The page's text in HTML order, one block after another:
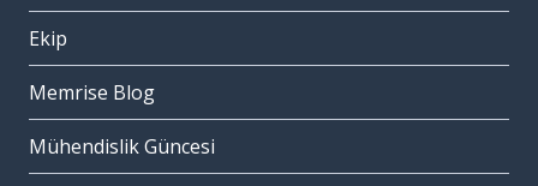
Ekip
Memrise Blog
Mühendislik Güncesi